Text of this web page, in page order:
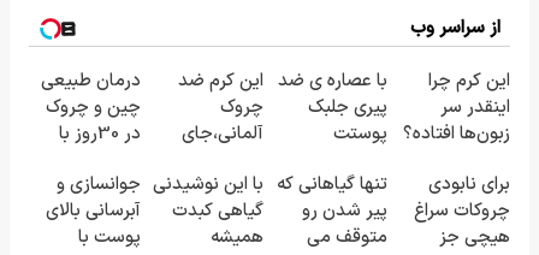
از سراسر وب
این کرم چرا
اینقدر سر
زبون‌ها افتاده؟
با عصاره ی ضد
پیری جلبک
پوستت
این کرم ضد
چروک
آلمانی،جای
برات پر میکنه!
تخفیف تا
امشب
درمان طبیعی
چین و چروک
در 30روز با
آلمانی(45%تخفیف)
برای نابودی
چروکات سراغ
هیچی جز
تنها گیاهانی که
پیر شدن رو
متوقف می
با این نوشیدنی
گیاهی کبدت
همیشه
جوانسازی و
آبرسانی بالای
پوست با